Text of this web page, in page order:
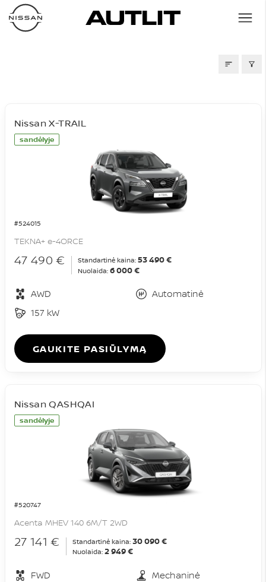
sandėlyje
#524015
Nissan X-TRAIL
TEKNA+ e-4ORCE
47 490 € Standartinė kaina: 53 490 €
Nuolaida: 6 000 €
AWD
Automatinė
157 kW
GAUKITE PASIŪLYMĄ
sandėlyje
#520747
Nissan QASHQAI
Acenta MHEV 140 6M/T 2WD
27 141 € Standartinė kaina: 30 090 €
Nuolaida: 2 949 €
FWD
Mechaninė